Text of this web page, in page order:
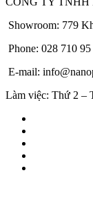
Showroom: 779
Phone: 028 710
E-mail:
Làm việc: Thứ 2 –